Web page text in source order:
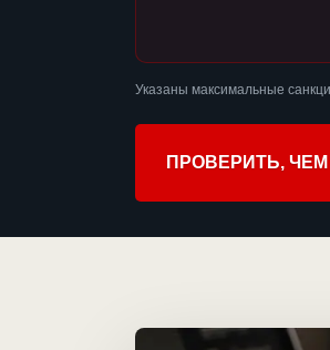
Указаны максимальные
ПРОВЕРИТЬ,